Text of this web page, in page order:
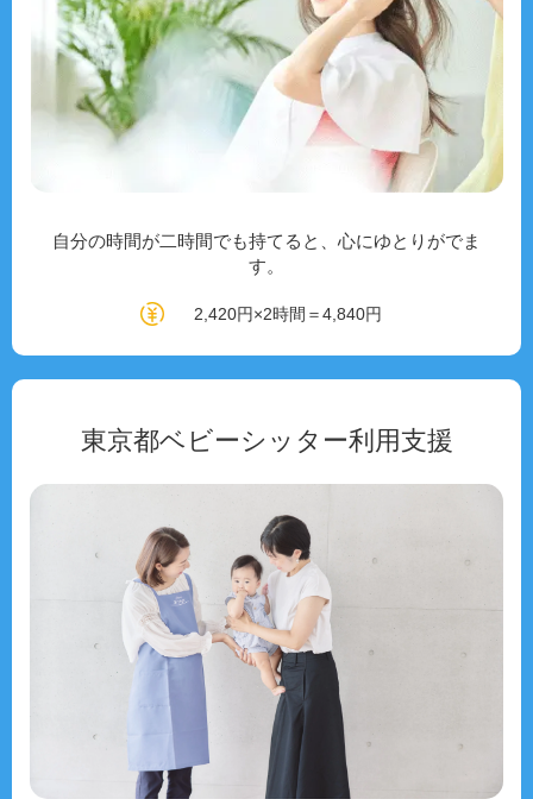
自分の時間が二時間でも持てると、心にゆとりがでま
す。
2,420円×2時間＝4,840円
東京都ベビーシッター利用支援